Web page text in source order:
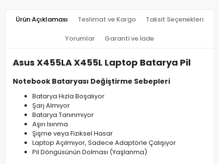
Ürün Açıklaması Teslimat ve Kargo Taksit Seçenekleri
Yorumlar Garanti ve İade
Asus X455LA X455L Laptop Batarya Pil
Notebook Bataryası Değiştirme Sebepleri
Batarya Hızla Boşalıyor
Şarj Almıyor
Batarya Tanınmıyor
Aşırı Isınma
Şişme veya Fiziksel Hasar
Laptop Açılmıyor, Sadece Adaptörle Çalışıyor
Pil Döngüsünün Dolması (Yaşlanma)